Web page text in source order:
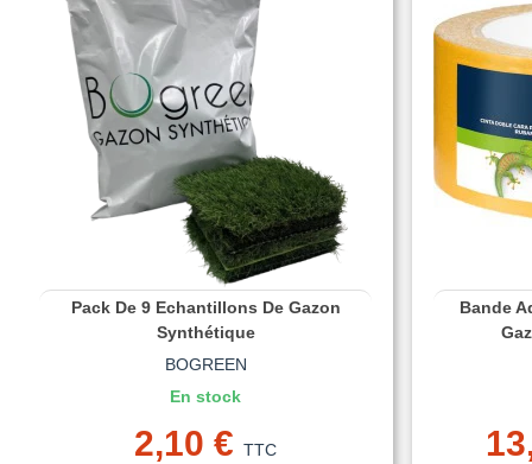
Pack De 9 Echantillons De Gazon
Synthétique
BOGREEN
En stock
2,10 € TTC
Bande